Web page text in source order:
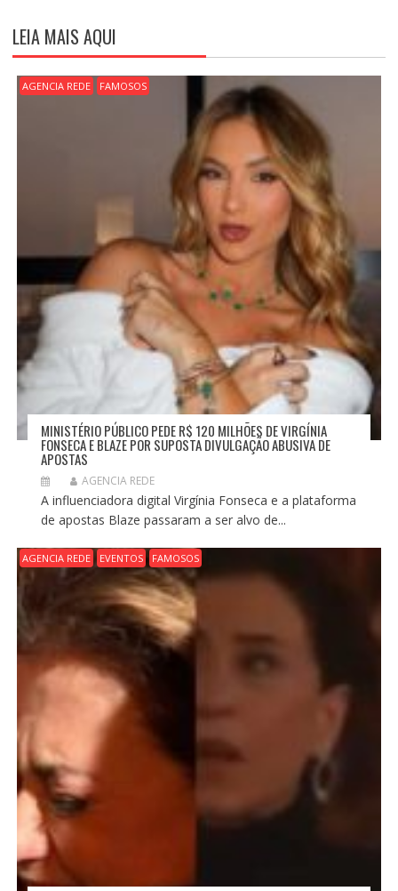
A
Ç
Ã
O
D
LEIA MAIS AQUI
AGENCIA REDE FAMOSOS
MINISTÉRIO PÚBLICO PEDE R$ 120 MILHÕES DE VIRGÍNIA
FONSECA E BLAZE POR SUPOSTA DIVULGAÇÃO ABUSIVA DE
APOSTAS
AGENCIA REDE
A influenciadora digital Virgínia Fonseca e a plataforma
de apostas Blaze passaram a ser alvo de...
AGENCIA REDE EVENTOS FAMOSOS